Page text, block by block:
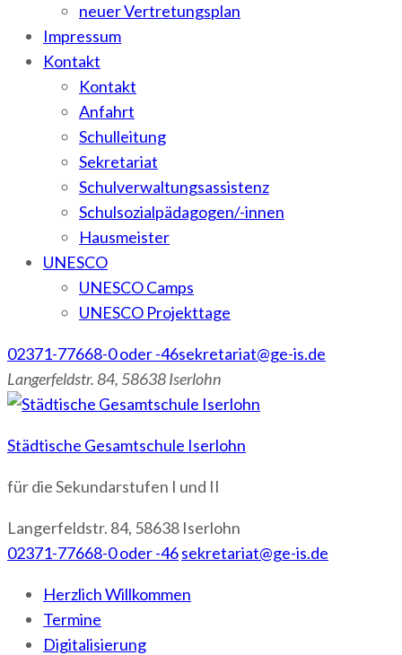
neuer Vertretungsplan
Impressum
Kontakt
Kontakt
Anfahrt
Schulleitung
Sekretariat
Schulverwaltungsassistenz
Schulsozialpädagogen/-innen
Hausmeister
UNESCO
UNESCO Camps
UNESCO Projekttage
02371-77668-0 oder -46sekretariat@ge-is.de
Langerfeldstr. 84, 58638 Iserlohn
Städtische Gesamtschule Iserlohn
für die Sekundarstufen I und II
Langerfeldstr. 84, 58638 Iserlohn
02371-77668-0 oder -46sekretariat@ge-is.de
Herzlich Willkommen
Termine
Digitalisierung